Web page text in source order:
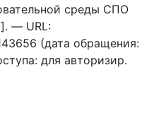
среды СПО
— URL:
(дата обращения:
для авторизир.